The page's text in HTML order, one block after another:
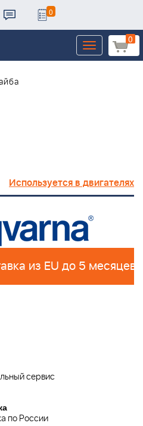
0
0
Toggle
navigation
Используется в двигателях
из EU до 5 месяцев
сервис
по России